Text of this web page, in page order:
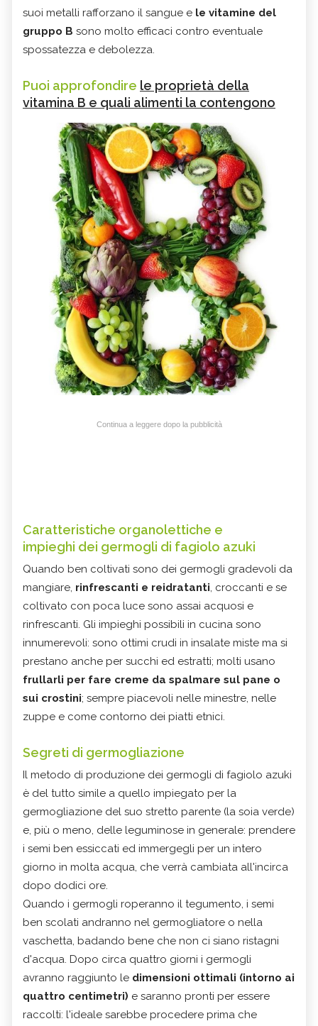
suoi metalli rafforzano il sangue e le vitamine del
gruppo B sono molto efficaci contro eventuale
spossatezza e debolezza.
Puoi approfondire le proprietà della
vitamina B e quali alimenti la contengono
Continua a leggere dopo la pubblicità
Caratteristiche organolettiche e
impieghi dei germogli di fagiolo azuki
Quando ben coltivati sono dei germogli gradevoli da
mangiare, rinfrescanti e reidratanti, croccanti e se
coltivato con poca luce sono assai acquosi e
rinfrescanti. Gli impieghi possibili in cucina sono
innumerevoli: sono ottimi crudi in insalate miste ma si
prestano anche per succhi ed estratti; molti usano
frullarli per fare creme da spalmare sul pane o
sui crostini; sempre piacevoli nelle minestre, nelle
zuppe e come contorno dei piatti etnici.
Segreti di germogliazione
Il metodo di produzione dei germogli di fagiolo azuki
è del tutto simile a quello impiegato per la
germogliazione del suo stretto parente (la soia verde)
e, più o meno, delle leguminose in generale: prendere
i semi ben essiccati ed immergegli per un intero
giorno in molta acqua, che verrà cambiata all'incirca
dopo dodici ore.
Quando i germogli roperanno il tegumento, i semi
ben scolati andranno nel germogliatore o nella
vaschetta, badando bene che non ci siano ristagni
d'acqua. Dopo circa quattro giorni i germogli
avranno raggiunto le dimensioni ottimali (intorno ai
quattro centimetri) e saranno pronti per essere
raccolti: l'ideale sarebbe procedere prima che